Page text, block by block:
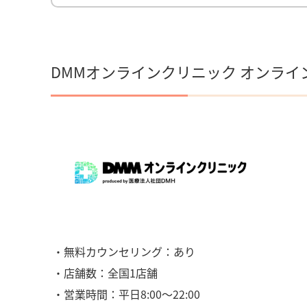
DMMオンラインクリニック オンライ
・無料カウンセリング：あり
・店舗数：全国1店舗
・営業時間：平日8:00〜22:00